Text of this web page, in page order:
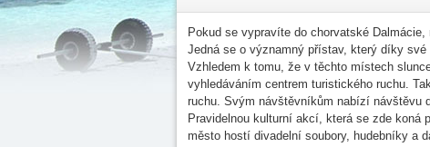
Pokud se vypravíte do chorvatské
Jedná se o významný přístav, který díky
Vzhledem k tomu, že v těchto místech
vyhledáváním centrem turistického ruchu.
ruchu. Svým návštěvníkům nabízí návštěvu
Pravidelnou kulturní akcí, která se zde koná
město hostí divadelní soubory, hudebníky a